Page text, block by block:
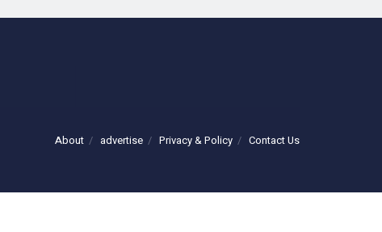
About advertise Privacy & Policy Contact Us